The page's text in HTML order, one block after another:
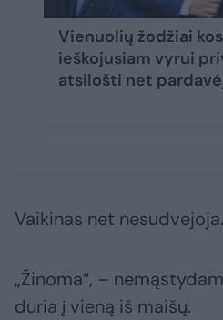
Vienuolių žodžiai
ieškojusiam vyrui
atsilošti net
Vaikinas net nesudvejoja.
„Žinoma“, –
duria į vieną iš maišų.